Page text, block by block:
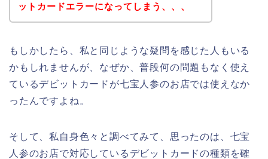
ットカードエラーになってしまう、、、
もしかしたら、私と同じような疑問を感じた人もいる
かもしれませんが、なぜか、普段何の問題もなく使え
ているデビットカードが七宝人参のお店では使えなか
ったんですよね。
そして、私自身色々と調べてみて、思ったのは、七宝
人参のお店で対応しているデビットカードの種類を確